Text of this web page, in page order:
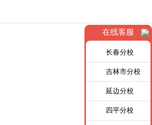
在线客服
长春分校
吉林市分校
延边分校
四平分校